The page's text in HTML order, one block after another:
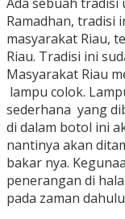
Ramadhan, tradisi
masyarakat Riau,
Riau. Tradisi ini
Masyarakat Riau
lampu colok.
sederhana yang
di dalam botol ini
nantinya akan
bakar nya.
penerangan di
pada zaman